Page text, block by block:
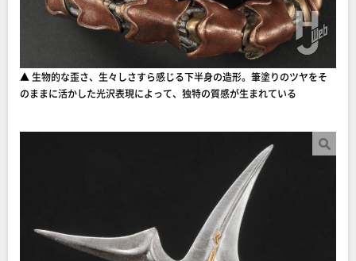
▲ 生物的な歪さ、生々しさすら感じる下半身の造形。筆塗りのツヤをそ
のままに活かした光沢表現によって、独特の質感が生まれている